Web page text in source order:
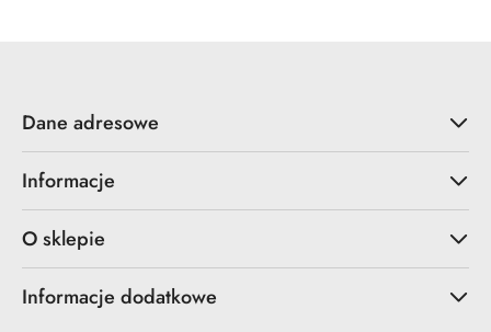
Dane adresowe
Informacje
O sklepie
Informacje dodatkowe